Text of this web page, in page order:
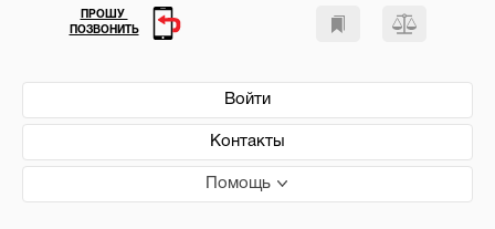
Войти
Контакты
Помощь
ПРОШУ
ПОЗВОНИТЬ